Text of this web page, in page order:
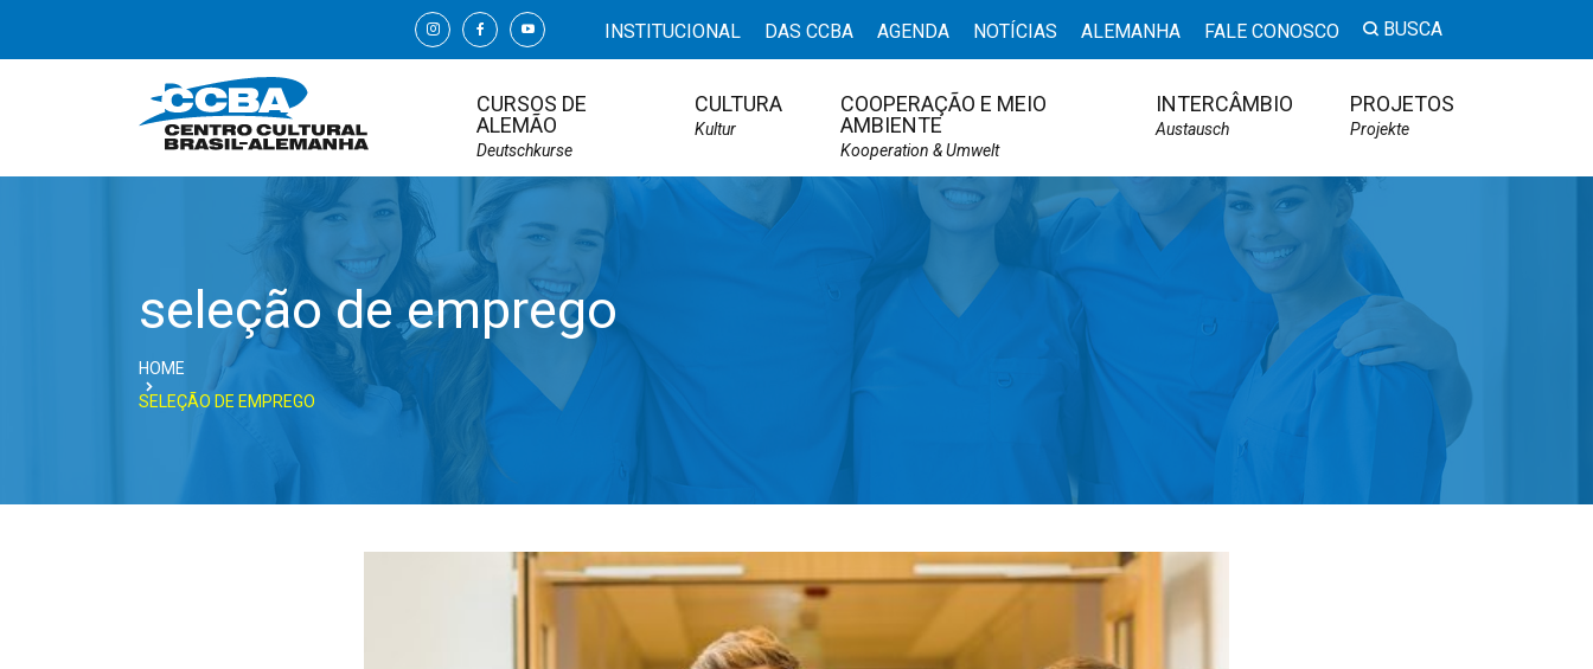
INSTITUCIONAL DAS CCBA AGENDA NOTÍCIAS ALEMANHA FALE CONOSCO BUSCA
CURSOS DE
ALEMÃO
Deutschkurse
CULTURA
Kultur
COOPERAÇÃO E MEIO
AMBIENTE
Kooperation & Umwelt
INTERCÂMBIO
Austausch
PROJETOS
Projekte
seleção de emprego
HOME
SELEÇÃO DE EMPREGO